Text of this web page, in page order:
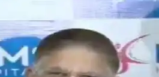
ఘటన.. శ్రీతేజ